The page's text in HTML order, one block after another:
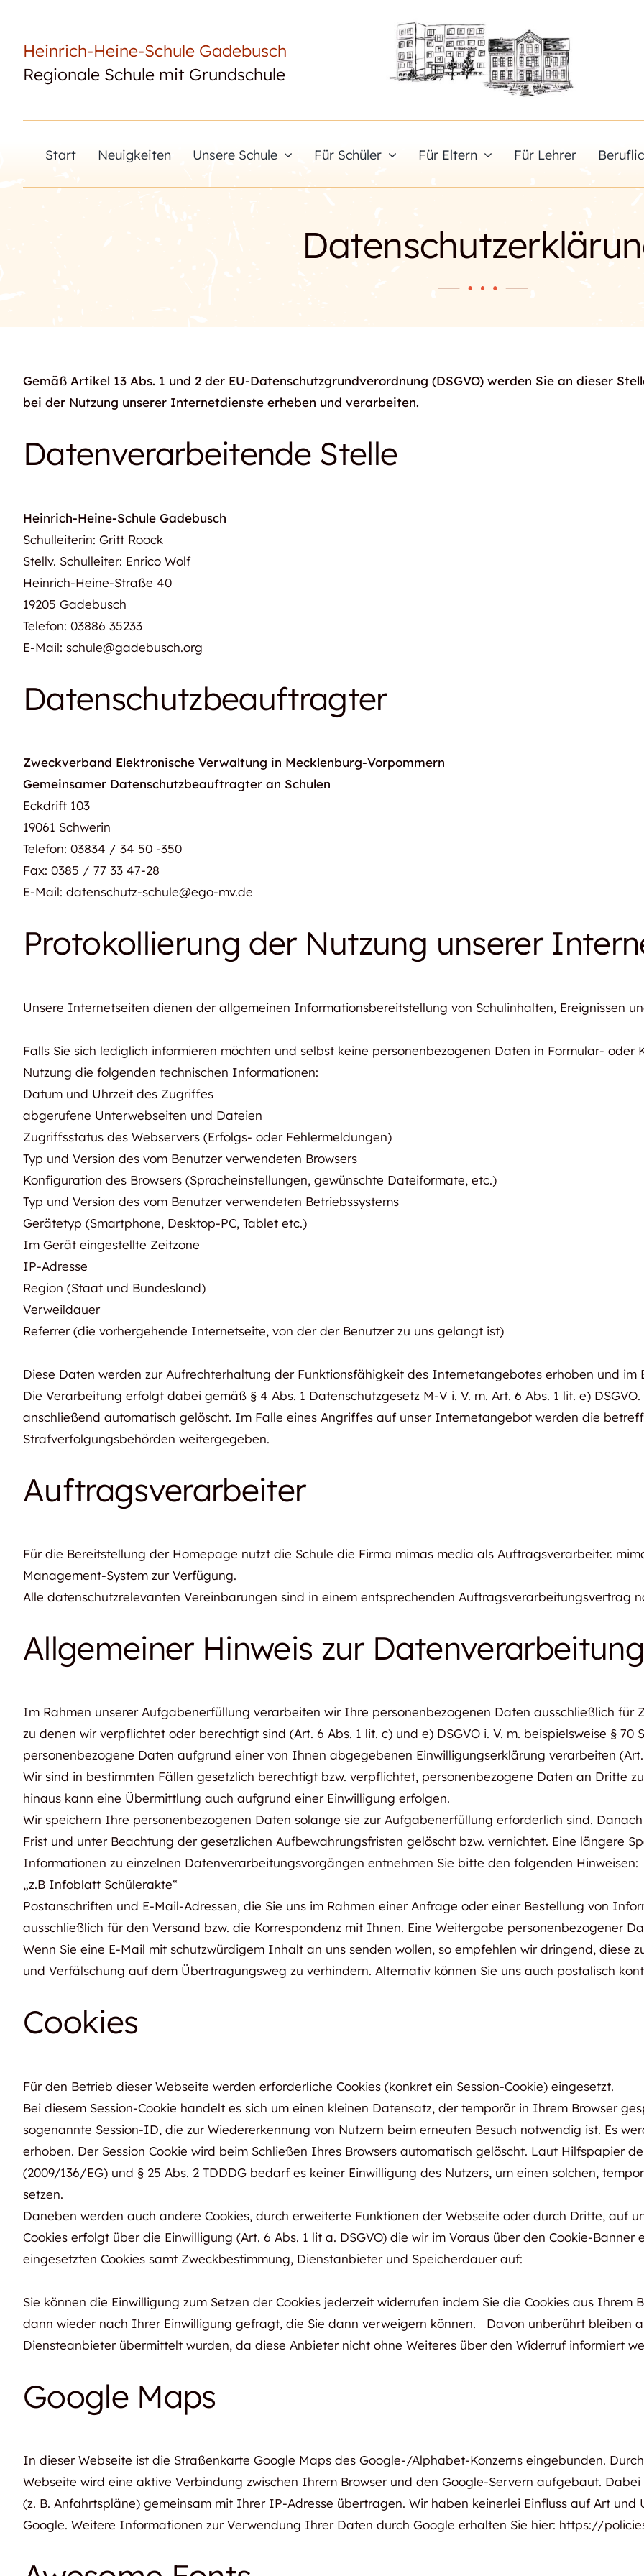
contentHeinrich-Heine-Schule Gadebusch
Regionale Schule mit Grundschule
Start Neuigkeiten Unsere Schule Für Schüler Für Eltern Für Lehrer
Gemäß Artikel 13 Abs. 1 und 2 der EU-Datenschutzgrundverordnung (DSGVO) werden Sie an dieser
bei der Nutzung unserer Internetdienste erheben und verarbeiten.
Datenverarbeitende Stelle
Heinrich-Heine-Schule Gadebusch
Schulleiterin: Gritt Roock
Stellv. Schulleiter: Enrico Wolf
Heinrich-Heine-Straße 40
19205 Gadebusch
Telefon: 03886 35233
E-Mail: schule@gadebusch.org
Datenschutzbeauftragter
Zweckverband Elektronische Verwaltung in Mecklenburg-Vorpommern
Gemeinsamer Datenschutzbeauftragter an Schulen
Eckdrift 103
19061 Schwerin
Telefon: 03834 / 34 50 -350
Fax: 0385 / 77 33 47-28
E-Mail: datenschutz-schule@ego-mv.de
Protokollierung der Nutzung unserer
Unsere Internetseiten dienen der allgemeinen Informationsbereitstellung von Schulinhalten, Ereignissen
Falls Sie sich lediglich informieren möchten und selbst keine personenbezogenen Daten in Formular-
Nutzung die folgenden technischen Informationen:
Datum und Uhrzeit des Zugriffes
abgerufene Unterwebseiten und Dateien
Zugriffsstatus des Webservers (Erfolgs- oder Fehlermeldungen)
Typ und Version des vom Benutzer verwendeten Browsers
Konfiguration des Browsers (Spracheinstellungen, gewünschte Dateiformate, etc.)
Typ und Version des vom Benutzer verwendeten Betriebssystems
Gerätetyp (Smartphone, Desktop-PC, Tablet etc.)
Im Gerät eingestellte Zeitzone
IP-Adresse
Region (Staat und Bundesland)
Verweildauer
Referrer (die vorhergehende Internetseite, von der der Benutzer zu uns gelangt ist)
Diese Daten werden zur Aufrechterhaltung der Funktionsfähigkeit des Internetangebotes erhoben und im
Die Verarbeitung erfolgt dabei gemäß § 4 Abs. 1 Datenschutzgesetz M-V i. V. m. Art. 6 Abs. 1 lit. e)
anschließend automatisch gelöscht. Im Falle eines Angriffes auf unser Internetangebot werden die
Strafverfolgungsbehörden weitergegeben.
Auftragsverarbeiter
Für die Bereitstellung der Homepage nutzt die Schule die Firma mimas media als Auftragsverarbeiter.
Management-System zur Verfügung.
Alle datenschutzrelevanten Vereinbarungen sind in einem entsprechenden Auftragsverarbeitungsvertrag
Allgemeiner Hinweis zur
Im Rahmen unserer Aufgabenerfüllung verarbeiten wir Ihre personenbezogenen Daten ausschließlich für
zu denen wir verpflichtet oder berechtigt sind (Art. 6 Abs. 1 lit. c) und e) DSGVO i. V. m. beispielsweise § 70
personenbezogene Daten aufgrund einer von Ihnen abgegebenen Einwilligungserklärung verarbeiten (Art.
Wir sind in bestimmten Fällen gesetzlich berechtigt bzw. verpflichtet, personenbezogene Daten an Dritte
hinaus kann eine Übermittlung auch aufgrund einer Einwilligung erfolgen.
Wir speichern Ihre personenbezogenen Daten solange sie zur Aufgabenerfüllung erforderlich sind.
Frist und unter Beachtung der gesetzlichen Aufbewahrungsfristen gelöscht bzw. vernichtet. Eine längere
Informationen zu einzelnen Datenverarbeitungsvorgängen entnehmen Sie bitte den folgenden Hinweisen:
„z.B Infoblatt Schülerakte“
Postanschriften und E-Mail-Adressen, die Sie uns im Rahmen einer Anfrage oder einer Bestellung von
ausschließlich für den Versand bzw. die Korrespondenz mit Ihnen. Eine Weitergabe personenbezogener
Wenn Sie eine E-Mail mit schutzwürdigem Inhalt an uns senden wollen, so empfehlen wir dringend, diese
und Verfälschung auf dem Übertragungsweg zu verhindern. Alternativ können Sie uns auch postalisch
Cookies
Für den Betrieb dieser Webseite werden erforderliche Cookies (konkret ein Session-Cookie) eingesetzt.
Bei diesem Session-Cookie handelt es sich um einen kleinen Datensatz, der temporär in Ihrem Browser
sogenannte Session-ID, die zur Wiedererkennung von Nutzern beim erneuten Besuch notwendig ist. Es
erhoben. Der Session Cookie wird beim Schließen Ihres Browsers automatisch gelöscht. Laut Hilfspapier
(2009/136/EG) und § 25 Abs. 2 TDDDG bedarf es keiner Einwilligung des Nutzers, um einen solchen,
setzen.
Daneben werden auch andere Cookies, durch erweiterte Funktionen der Webseite oder durch Dritte, auf
Cookies erfolgt über die Einwilligung (Art. 6 Abs. 1 lit a. DSGVO) die wir im Voraus über den Cookie-
eingesetzten Cookies samt Zweckbestimmung, Dienstanbieter und Speicherdauer auf:
Sie können die Einwilligung zum Setzen der Cookies jederzeit widerrufen indem Sie die Cookies aus Ihrem
dann wieder nach Ihrer Einwilligung gefragt, die Sie dann verweigern können. Davon unberührt bleiben
Diensteanbieter übermittelt wurden, da diese Anbieter nicht ohne Weiteres über den Widerruf informiert
Google Maps
In dieser Webseite ist die Straßenkarte Google Maps des Google-/Alphabet-Konzerns eingebunden.
Webseite wird eine aktive Verbindung zwischen Ihrem Browser und den Google-Servern aufgebaut.
(z. B. Anfahrtspläne) gemeinsam mit Ihrer IP-Adresse übertragen. Wir haben keinerlei Einfluss auf Art
Google. Weitere Informationen zur Verwendung Ihrer Daten durch Google erhalten Sie hier: https://